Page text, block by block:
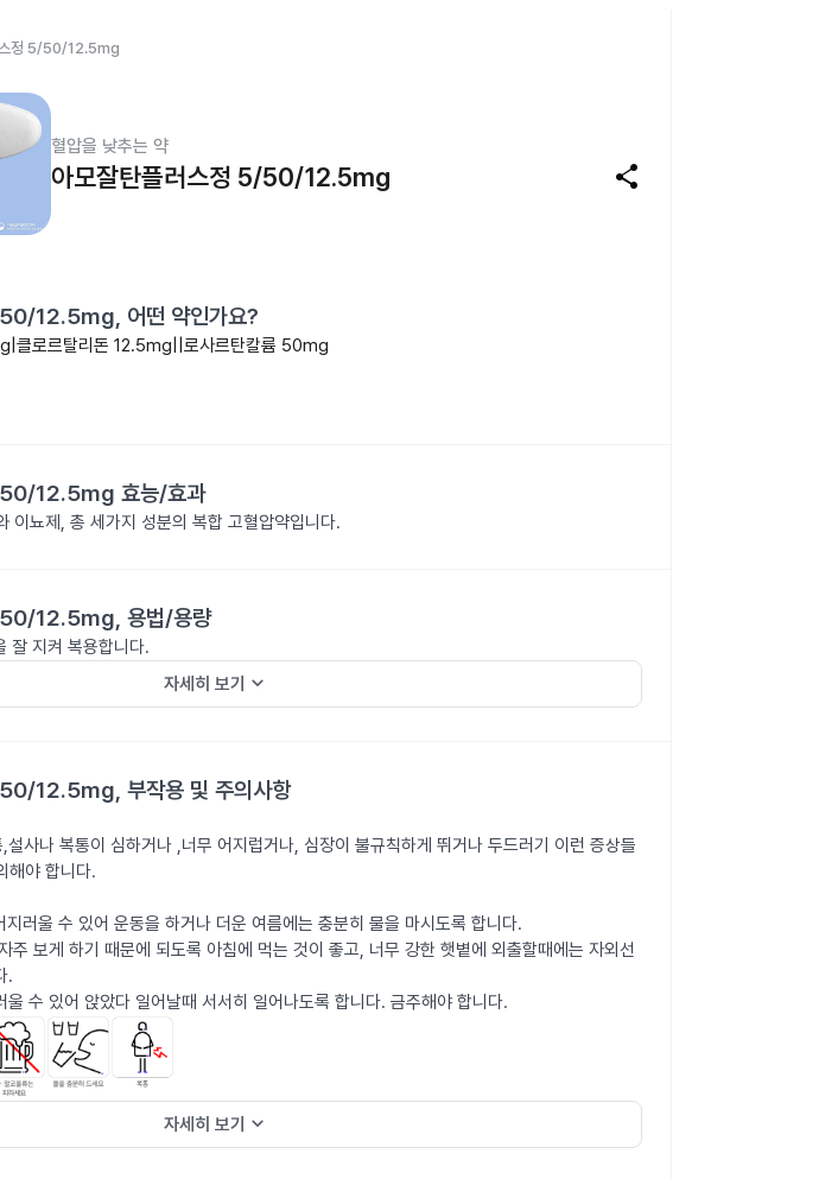
스정 5/50/12.5mg
혈압을 낮추는 약
아모잘탄플러스정 5/50/12.5mg share
50/12.5mg, 어떤 약인가요?
클로르탈리돈 12.5mg||로사르탄칼륨 50mg
50/12.5mg 효능/효과
이뇨제, 총 세가지 성분의 복합 고혈압약입니다.
50/12.5mg, 용법/용량
잘 지켜 복용합니다.
자세히 보기 keyboard_arrow_down
50/12.5mg, 부작용 및 주의사항
사나 복통이 심하거나 ,너무 어지럽거나, 심장이 불규칙하게 뛰거나 두드러기 이런 증상들
해야 합니다.
러울 수 있어 운동을 하거나 더운 여름에는 충분히 물을 마시도록 합니다.
주 보게 하기 때문에 되도록 아침에 먹는 것이 좋고, 너무 강한 햇볕에 외출할때에는 자외선
.
울 수 있어 앉았다 일어날때 서서히 일어나도록 합니다. 금주해야 합니다.
자세히 보기 keyboard_arrow_down